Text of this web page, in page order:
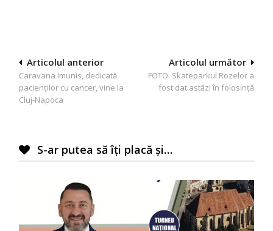
Navigare
în
articole
Articolul următor
FOTO. Skateparkul Rozelor a
fost dat astăzi în folosință
Articolul anterior
Caravana Imunis, dedicată
pacienților cu cancer, vine la
Cluj-Napoca
S-ar putea să îți placă și…